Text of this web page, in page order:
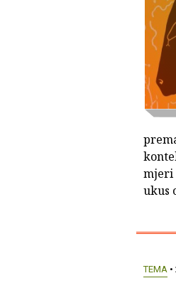
mjeri
ukus
TEMA•